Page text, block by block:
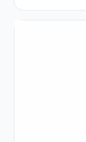
Lisianthus Alb